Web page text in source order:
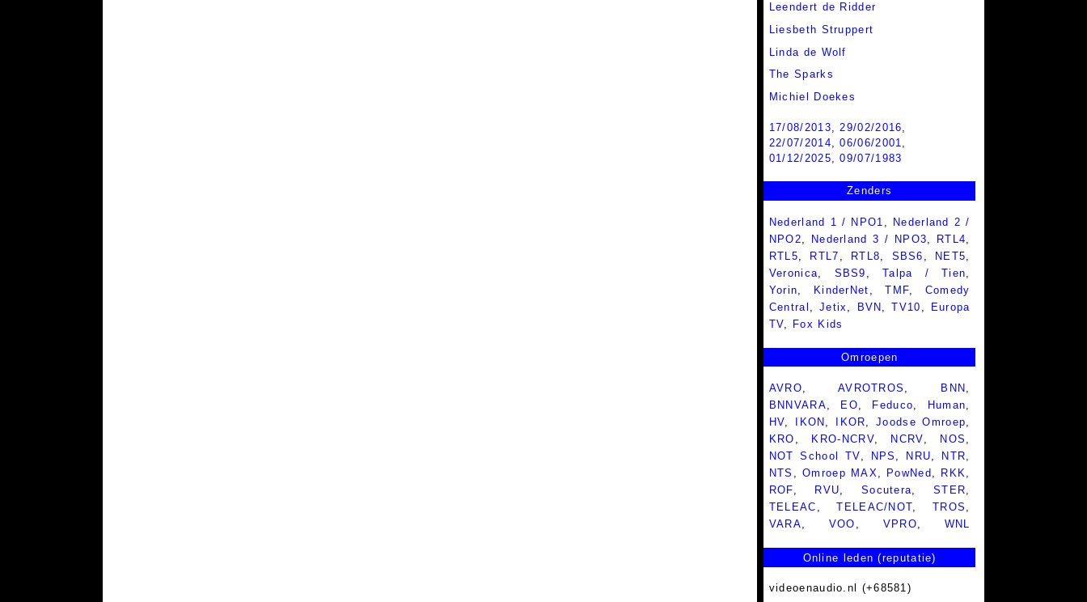
Leendert de Ridder
Liesbeth Struppert
Linda de Wolf
The Sparks
Michiel Doekes
17/08/2013,29/02/2016,
22/07/2014,06/06/2001,
01/12/2025,09/07/1983
Zenders
Nederland 1 / NPO1
Nederland 2 /
NPO2
Nederland 3 / NPO3 RTL4
RTL5
RTL7 RTL8 SBS6 NET5
Veronica
SBS9 ,Talpa / Tien
Yorin
KinderNet ,TMF
Comedy
Central
Jetix BVN ,TV10
Europa
TV
Fox Kids
Omroepen
AVRO, AVROTROS , BNN ,
BNNVARA, EO, Feduco, Human,
HV, IKON , IKOR,Joodse Omroep,
KRO , KRO-NCRV, NCRV, NOS ,
NOT School TV, NPS , NRU, NTR,
NTS ,Omroep MAX, PowNed , RKK,
ROF, RVU, Socutera,STER,
TELEAC ,TELEAC/NOT,TROS ,
VARA, VOO , VPRO, WNL
Online leden (reputatie)
videoenaudio.nl (+68581)